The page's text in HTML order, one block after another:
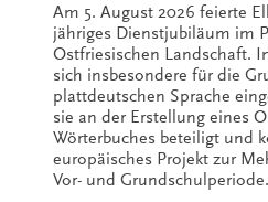
Am 5. August 2026 feierte
jähriges Dienstjubiläum im
Ostfriesischen Landschaft.
sich insbesondere für die
plattdeutschen Sprache
sie an der Erstellung eines
Wörterbuches beteiligt und
europäisches Projekt zur
Vor- und